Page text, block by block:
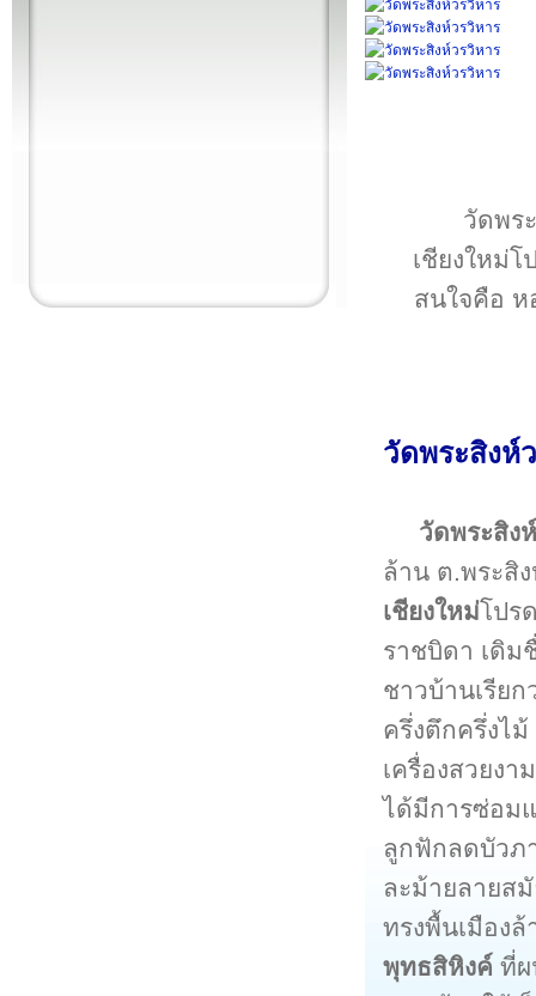
วัดพร
เชียงใหม่
สนใจคือ ห
วัดพระสิงห์
วัดพระสิงห์
ล้าน ต.พระสิ
เชียงใหม่โปร
ราชบิดา เดิม
ชาวบ้านเรีย
ครึ่งตึกครึ่งไ
เครื่องสวยง
ได้มีการซ่อม
ลูกฟักลดบัวภ
ละม้ายลายส
ทรงพื้นเมือง
พุทธสิหิงค์ ที่ผ